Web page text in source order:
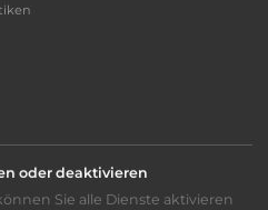
km entfernt
oder deaktivieren
Sie alle Dienste aktivieren